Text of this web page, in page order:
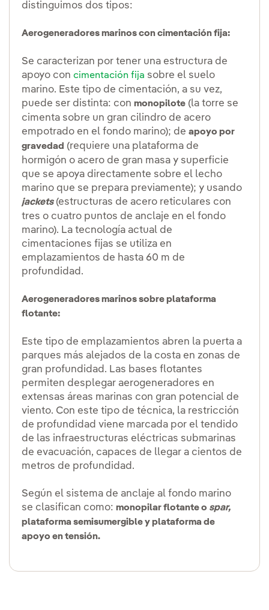
distinguimos dos tipos:
Aerogeneradores marinos con cimentación fija:
Se caracterizan por tener una estructura de
apoyo con cimentación fija sobre el suelo
marino. Este tipo de cimentación, a su vez,
puede ser distinta: con monopilote (la torre se
cimenta sobre un gran cilindro de acero
empotrado en el fondo marino); de apoyo por
gravedad (requiere una plataforma de
hormigón o acero de gran masa y superficie
que se apoya directamente sobre el lecho
marino que se prepara previamente); y usando
jackets(estructuras de acero reticulares con
tres o cuatro puntos de anclaje en el fondo
marino). La tecnología actual de
cimentaciones fijas se utiliza en
emplazamientos de hasta 60 m de
profundidad.
Aerogeneradores marinos sobre plataforma
flotante:
Este tipo de emplazamientos abren la puerta a
parques más alejados de la costa en zonas de
gran profundidad. Las bases flotantes
permiten desplegar aerogeneradores en
extensas áreas marinas con gran potencial de
viento. Con este tipo de técnica, la restricción
de profundidad viene marcada por el tendido
de las infraestructuras eléctricas submarinas
de evacuación, capaces de llegar a cientos de
metros de profundidad.
Según el sistema de anclaje al fondo marino
se clasifican como: monopilar flotante o spar,
plataforma semisumergible y plataforma de
apoyo en tensión.